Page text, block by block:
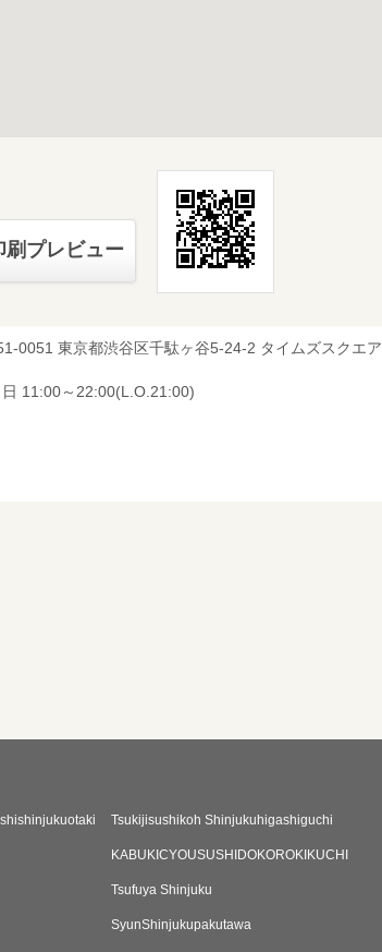
刷プレビュー
0051 東京都渋谷区千駄ヶ谷5-24-2 タイムズスクエ
11:00～22:00(L.O.21:00)
Tsukijisushikoh Shinjukuhigashiguchi
KABUKICYOUSUSHIDOKOROKIKUCHI
Tsufuya Shinjuku
SyunShinjukupakutawa